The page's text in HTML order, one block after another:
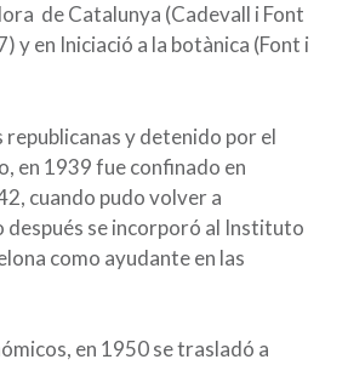
de Catalunya (Cadevall i Font
y en Iniciació a la botànica (Font i
republicanas y detenido por el
en 1939 fue confinado en
cuando pudo volver a
después se incorporó al Instituto
como ayudante en las
en 1950 se trasladó a